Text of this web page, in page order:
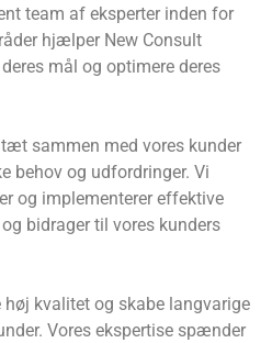
team af eksperter inden for
hjælper New Consult
mål og optimere deres
sammen med vores kunder
behov og udfordringer. Vi
og implementerer effektive
bidrager til vores kunders
høj kvalitet og skabe langvarige
Vores ekspertise spænder